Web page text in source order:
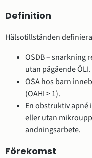
Definition
Hälsotillstånden
OSDB – snarkning
utan pågående ÖLI.
OSA hos barn
(OAHI ≥ 1).
En obstruktiv apné
eller utan
andningsarbete.
Förekomst